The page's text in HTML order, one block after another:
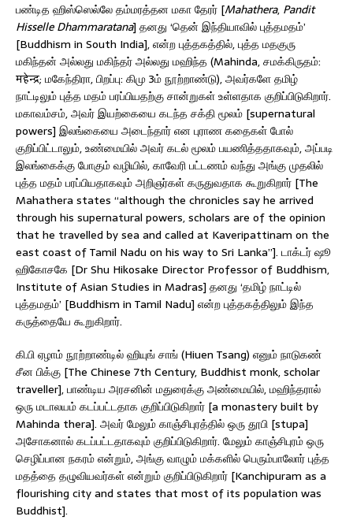
பண்டித ஹிஸ்ஸெல்லே தம்மரத்தன மகா தேரர் [Mahathera, Pandit
Hisselle Dhammaratana] தனது ‘தென் இந்தியாவில் புத்தமதம்’
[Buddhism in South India], என்ற புத்தகத்தில், புத்த மதகுரு
மகிந்தன் அல்லது மகிந்தர் அல்லது மஹிந்த (Mahinda, சமக்கிருதம்:
महेन्द्र; மகேந்திரா, பிறப்பு: கிமு 3ம் நூற்றாண்டு), அவர்களே தமிழ்
நாட்டிலும் புத்த மதம் பரப்பியதற்கு சான்றுகள் உள்ளதாக குறிப்பிடுகிறார்.
மகாவம்சம், அவர் இயற்கையை கடந்த சக்தி மூலம் [supernatural
powers] இலங்கையை அடைந்தார் என புராண கதைகள் போல்
குறிப்பிட்டாலும், உண்மையில் அவர் கடல் மூலம் பயணித்ததாகவும், அப்படி
இலங்கைக்கு போகும் வழியில், காவேரி பட்டணம் வந்து அங்கு முதலில்
புத்த மதம் பரப்பியதாகவும் அறிஞர்கள் கருதுவதாக கூறுகிறார் [The
Mahathera states “although the chronicles say he arrived
through his supernatural powers, scholars are of the opinion
that he travelled by sea and called at Kaveripattinam on the
east coast of Tamil Nadu on his way to Sri Lanka”]. டாக்டர் ஷூ
ஹிகோசகே [Dr Shu Hikosake Director Professor of Buddhism,
Institute of Asian Studies in Madras] தனது ‘தமிழ் நாட்டில்
புத்தமதம்’ [Buddhism in Tamil Nadu] என்ற புத்தகத்திலும் இந்த
கருத்தையே கூறுகிறார்.
கி.பி ஏழாம் நூற்றாண்டில் ஹியுங் சாங் (Hiuen Tsang) எனும் நாடுகண்
சீன பிக்கு [The Chinese 7th Century, Buddhist monk, scholar
traveller], பாண்டிய அரசனின் மதுரைக்கு அண்மையில், மஹிந்தரால்
ஒரு மடாலயம் கடப்பட்டதாக குறிப்பிடுகிறார் [a monastery built by
Mahinda thera]. அவர் மேலும் காஞ்சிபுரத்தில் ஒரு தூபி [stupa]
அசோகனால் கடப்பட்டதாகவும் குறிப்பிடுகிறார். மேலும் காஞ்சிபுரம் ஒரு
செழிப்பான நகரம் என்றும், அங்கு வாழும் மக்களில் பெரும்பாலோர் புத்த
மதத்தை தழுவியவர்கள் என்றும் குறிப்பிடுகிறார் [Kanchipuram as a
flourishing city and states that most of its population was
Buddhist].